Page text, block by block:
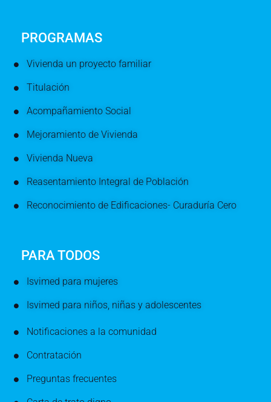
PROGRAMAS
Vivienda un proyecto familiar
Titulación
Acompañamiento Social
Mejoramiento de Vivienda
Vivienda Nueva
Reasentamiento Integral de Población
Reconocimiento de Edificaciones- Curaduría Cero
PARA TODOS
Isvimed para mujeres
Isvimed para niños, niñas y adolescentes
Notificaciones a la comunidad
Contratación
Preguntas frecuentes